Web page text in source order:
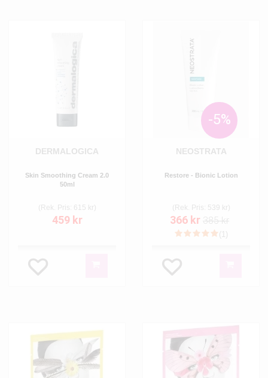
DERMALOGICA
Skin Smoothing Cream 2.0
50ml
(Rek. Pris: 615 kr)
459 kr
NEOSTRATA
Restore - Bionic Lotion
-5%
(Rek. Pris: 539 kr)
366 kr 385 kr
(1)